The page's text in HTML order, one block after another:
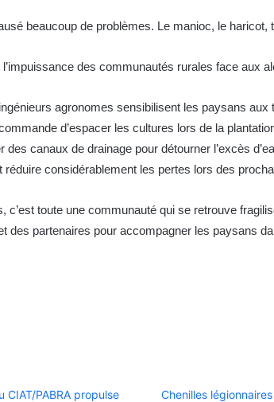
beaucoup de problèmes. Le manioc, le
des communautés rurales face aux
agronomes sensibilisent les paysans
d’espacer les cultures lors de la
des canaux de drainage pour détourner l’excès
réduire considérablement les pertes lors des
c’est toute une communauté qui se retrouve
des partenaires pour accompagner les paysans
CIAT/PABRA propulse
Chenilles